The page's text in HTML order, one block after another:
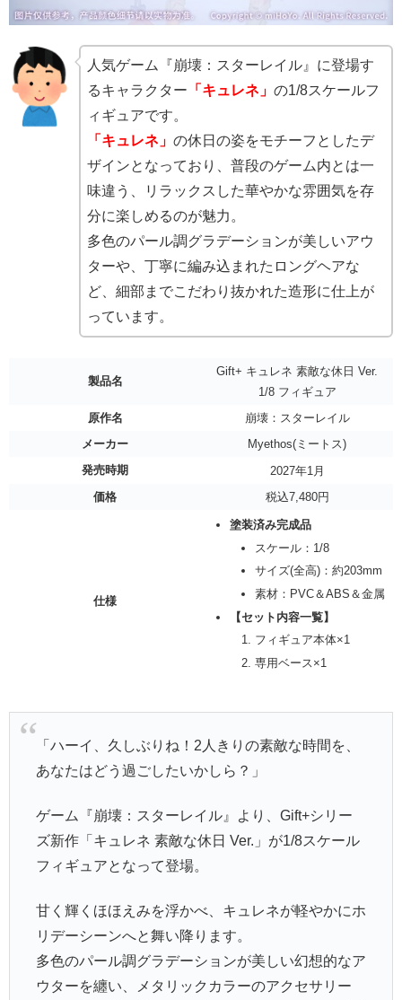
人気ゲーム『崩壊：スターレイル』に登場す
るキャラクター 「キュレネ」の1/8スケールフ
ィギュアです。
「キュレネ」の休日の姿をモチーフとしたデ
ザインとなっており、普段のゲーム内とは一
味違う、リラックスした華やかな雰囲気を存
分に楽しめるのが魅力。
多色のパール調グラデーションが美しいアウ
ターや、丁寧に編み込まれたロングヘアな
ど、細部までこだわり抜かれた造形に仕上が
っています。
製品名
Gift+ キュレネ 素敵な休日 Ver.
1/8 フィギュア
原作名
崩壊：スターレイル
メーカー
Myethos(ミートス)
発売時期
2027年1月
価格
税込7,480円
仕様
塗装済み完成品
スケール：1/8
サイズ(全高)：約203mm
素材：PVC＆ABS＆金属
【セット内容一覧】
フィギュア本体×1
専用ベース×1
「ハーイ、久しぶりね！2人きりの素敵な時間を、
あなたはどう過ごしたいかしら？」
ゲーム『崩壊：スターレイル』より、Gift+シリー
ズ新作「キュレネ 素敵な休日 Ver.」が1/8スケール
フィギュアとなって登場。
甘く輝くほほえみを浮かべ、キュレネが軽やかにホ
リデーシーンへと舞い降ります。
多色のパール調グラデーションが美しい幻想的なア
ウターを纏い、メタリックカラーのアクセサリー